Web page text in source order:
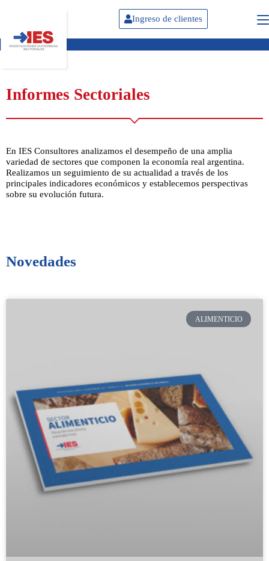
Ingreso de clientes
Informes Sectoriales
En IES Consultores analizamos el desempeño de una amplia
variedad de sectores que componen la economía real argentina.
Realizamos un seguimiento de su actualidad a través de los
principales indicadores económicos y establecemos perspectivas
sobre su evolución futura.
Novedades
ALIMENTICIO